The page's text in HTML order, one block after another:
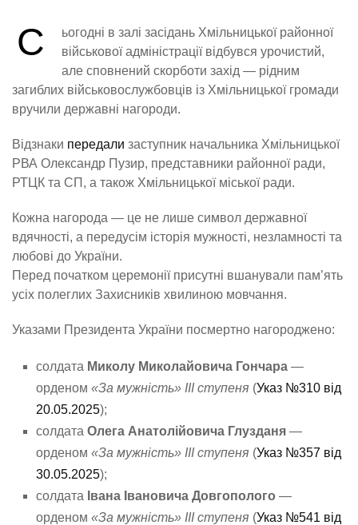
С
ьогодні в залі засідань Хмільницької районної
військової адміністрації відбувся урочистий,
але сповнений скорботи захід — рідним
загиблих військовослужбовців із Хмільницької громади
вручили державні нагороди.
Відзнаки передали заступник начальника Хмільницької
РВА Олександр Пузир, представники районної ради,
РТЦК та СП, а також Хмільницької міської ради.
Кожна нагорода — це не лише символ державної
вдячності, а передусім історія мужності, незламності та
любові до України.
Перед початком церемонії присутні вшанували пам’ять
усіх полеглих Захисників хвилиною мовчання.
Указами Президента України посмертно нагороджено:
солдата Миколу Миколайовича Гончара —
орденом «За мужність» ІІІ ступеня (Указ №310 від
20.05.2025);
солдата Олега Анатолійовича Глузданя —
орденом «За мужність» ІІІ ступеня (Указ №357 від
30.05.2025);
солдата Івана Івановича Довгополого —
орденом «За мужність» ІІІ ступеня (Указ №541 від